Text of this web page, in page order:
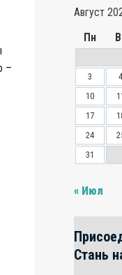
–
Август
Пн
3
4
10
17
24
31
« Июл
Стань